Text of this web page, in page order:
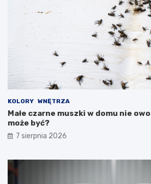
KOLORY WNĘTRZA
Małe czarne muszki w domu nie
może być?
7 sierpnia 2026